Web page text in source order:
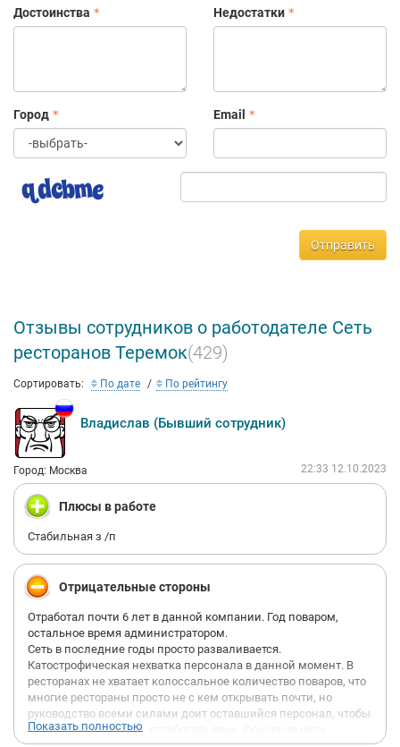
Достоинства Недостатки
Город Email
Отправить
Отзывы сотрудников о работодателе Сеть
ресторанов Теремок(429)
Сортировать: По дате По рейтингу
Владислав (Бывший сотрудник)
Город: Москва 22:33 12.10.2023
Плюсы в работе
Стабильная з /п
Отрицательные стороны
Отработал почти 6 лет в данной компании. Год поваром,
остальное время администратором.
Сеть в последние годы просто разваливается.
Катострофическая нехватка персонала в данной момент. В
ресторанах не хватает колоссальное количество поваров, что
многие рестораны просто не с кем открывать почти, но
руководство всеми силами доит оставшийся персонал, чтобы
как то уже открыться, отработать день. Основная цель
Показать полностью